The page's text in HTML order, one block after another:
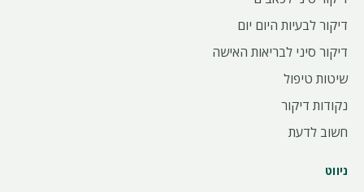
דיקור לבעיות היום יום
דיקור סיני לבריאות האישה
שיטות טיפול
נקודות דיקור
חשוב לדעת
ניווט